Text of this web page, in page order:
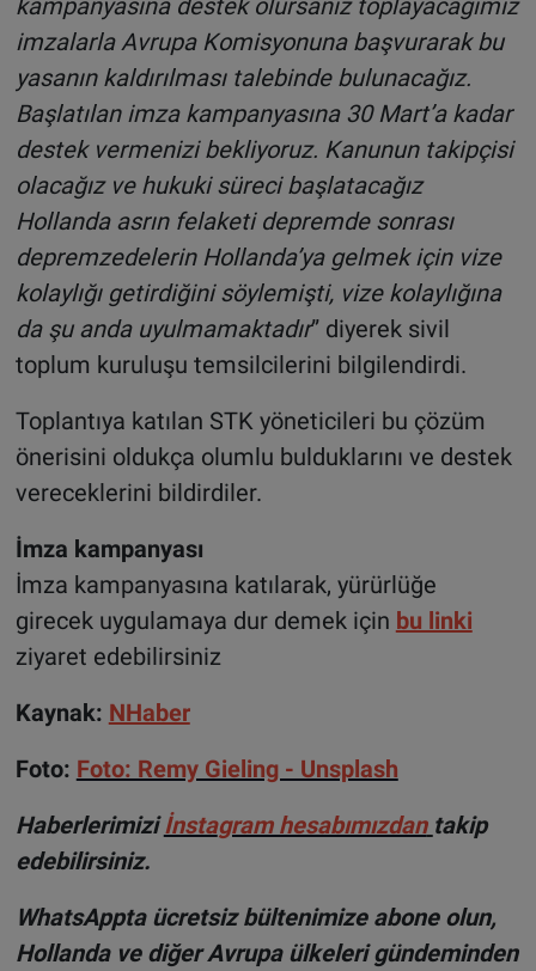
kampanyasına destek olursanız toplayacağımız
imzalarla Avrupa Komisyonuna başvurarak bu
yasanın kaldırılması talebinde bulunacağız.
Başlatılan imza kampanyasına 30 Mart’a kadar
destek vermenizi bekliyoruz. Kanunun takipçisi
olacağız ve hukuki süreci başlatacağız
Hollanda asrın felaketi depremde sonrası
depremzedelerin Hollanda’ya gelmek için vize
kolaylığı getirdiğini söylemişti, vize kolaylığına
da şu anda uyulmamaktadır” diyerek sivil
toplum kuruluşu temsilcilerini bilgilendirdi.
Toplantıya katılan STK yöneticileri bu çözüm
önerisini oldukça olumlu bulduklarını ve destek
vereceklerini bildirdiler.
İmza kampanyası
İmza kampanyasına katılarak, yürürlüğe
girecek uygulamaya dur demek için bu linki
ziyaret edebilirsiniz
Kaynak: NHaber
Foto: Foto: Remy Gieling - Unsplash
Haberlerimizi İnstagram hesabımızdan takip
edebilirsiniz.
WhatsAppta ücretsiz bültenimize abone olun,
Hollanda ve diğer Avrupa ülkeleri gündeminden